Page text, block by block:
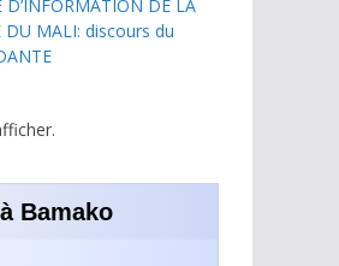
D’INFORMATION DE LA
DU MALI: discours du
Bamako